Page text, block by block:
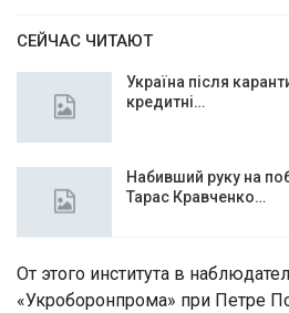
СЕЙЧАС ЧИТАЮТ
Україна після
кредитні…
Набивший руку на
Тарас Кравченко…
От этого института в
«Укроборонпрома» при Петре